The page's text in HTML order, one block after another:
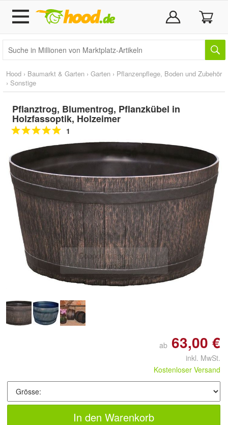
Hood › Baumarkt & Garten › Garten › Pflanzenpflege, Boden und Zubehör
› Sonstige
Pflanztrog, Blumentrog, Pflanzkübel in
Holzfassoptik, Holzeimer
1
Doppelt antippen zum
vergrößern
ab 63,00 €
inkl. MwSt.
Kostenloser Versand
In den Warenkorb